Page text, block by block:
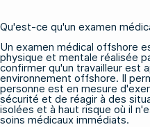
Qu'est-ce qu'un examen
Un examen médical offshore
physique et mentale réalisée
confirmer qu'un travailleur est
environnement offshore. Il
personne est en mesure
sécurité et de réagir à des
isolées et à haut risque où il
soins médicaux immédiats.